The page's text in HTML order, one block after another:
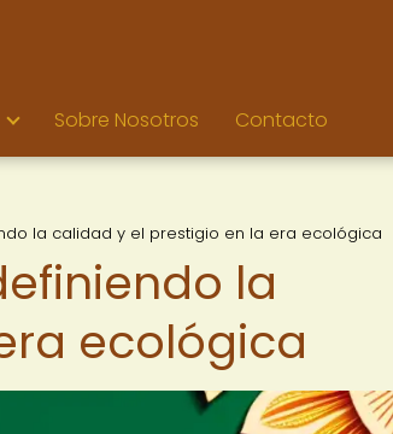
Sobre Nosotros Contacto
la calidad y el prestigio en la era ecológica
la
ecológica